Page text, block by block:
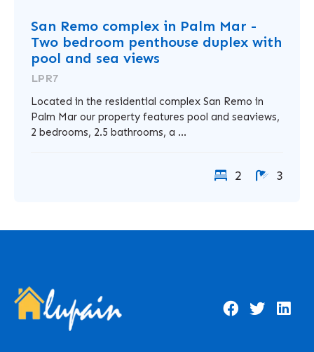
San Remo complex in Palm Mar -
Two bedroom penthouse duplex with
pool and sea views
LPR7
Located in the residential complex San Remo in
Palm Mar our property features pool and seaviews,
2 bedrooms, 2.5 bathrooms, a ...
2 3